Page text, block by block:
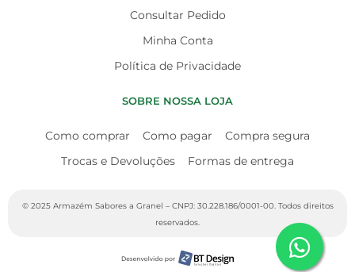
Consultar Pedido
Minha Conta
Política de Privacidade
SOBRE NOSSA LOJA
Como comprar Como pagar
Compra segura
Trocas e Devoluções
Formas de entrega
© 2025 Armazém Sabores a Granel – CNPJ: 30.228.186/0001-00. Todos direitos
reservados.